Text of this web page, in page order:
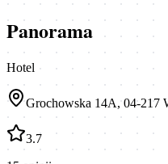
Panorama
Hotel
Grochowska 14A, 04-217
3.7